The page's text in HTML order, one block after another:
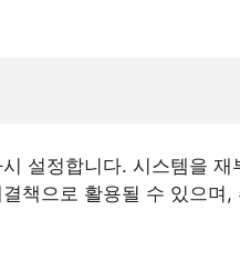
설정합니다. 시스템을 재
책으로 활용될 수 있으며,